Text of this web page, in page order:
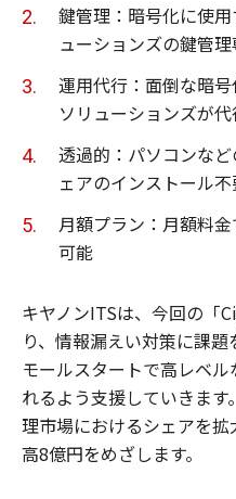
鍵管理：暗号化に使
ューションズの鍵管
運用代行：面倒な暗
ソリューションズが
透過的：パソコンな
ェアのインストール
月額プラン：月額料
可能
キヤノンITSは、今回の「
り、情報漏えい対策に課
モールスタートで高レベ
れるよう支援していきま
理市場におけるシェアを
高8億円をめざします。